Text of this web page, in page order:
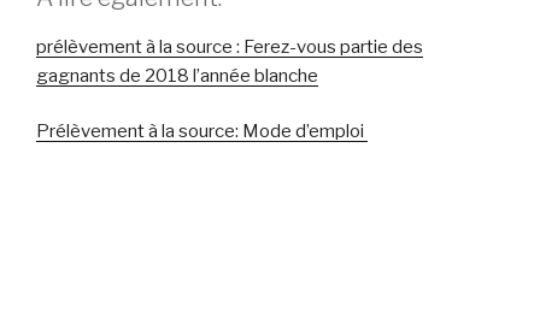
prélèvement à la source : Ferez-vous partie des
gagnants de 2018 l’année blanche
Prélèvement à la source: Mode d’emploi